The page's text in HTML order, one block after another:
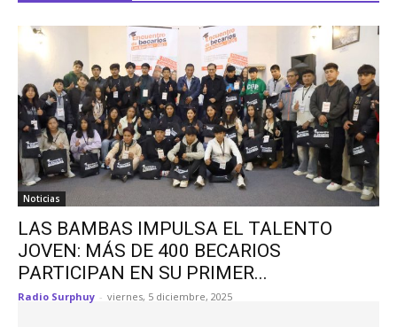
Noticias
LAS BAMBAS IMPULSA EL TALENTO
JOVEN: MÁS DE 400 BECARIOS
PARTICIPAN EN SU PRIMER...
Radio Surphuy - viernes, 5 diciembre, 2025